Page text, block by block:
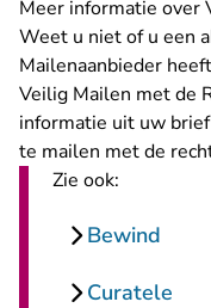
Meer informatie over
Weet u niet of u een
Mailenaanbieder
Veilig Mailen met de
informatie uit uw
te mailen met de
Zie ook:
Bewind
Curatele